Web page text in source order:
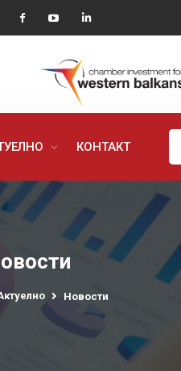
КОНТАКТ
Новости